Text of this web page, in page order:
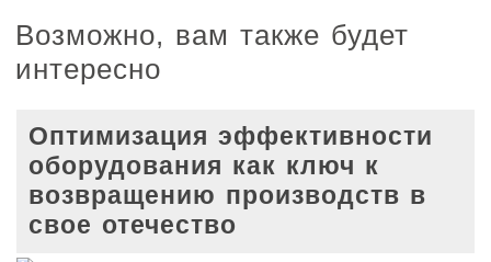
Возможно, вам также будет
интересно
Оптимизация эффективности
оборудования как ключ к
возвращению производств в
свое отечество